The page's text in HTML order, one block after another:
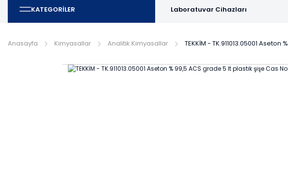
KATEGORİLER Laboratuvar Cihazları
Anasayfa Kimyasallar Analitik Kimyasallar TEKKİM - TK.911013.05001